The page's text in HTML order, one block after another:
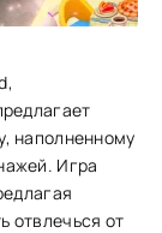
наполненному
Игра
отвлечься от